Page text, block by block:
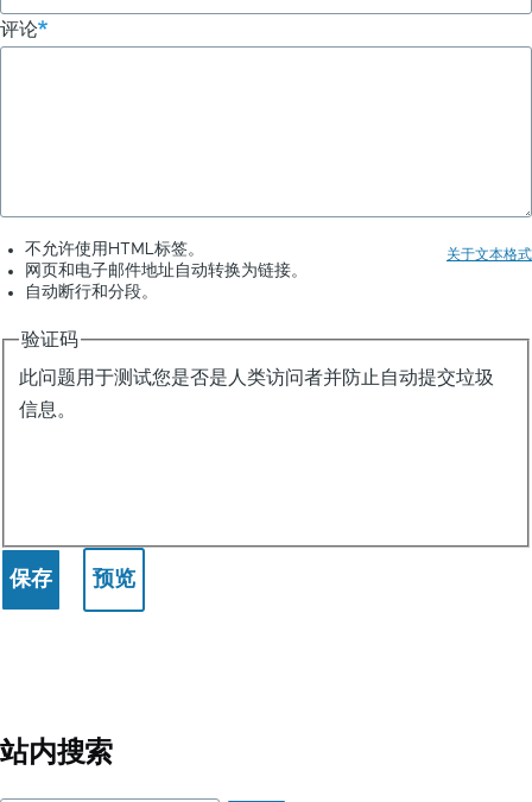
评论
关于文本格式
不允许使用HTML标签。
网页和电子邮件地址自动转换为链接。
自动断行和分段。
验证码
此问题用于测试您是否是人类访问者并防止自动提交垃圾
信息。
站内搜索